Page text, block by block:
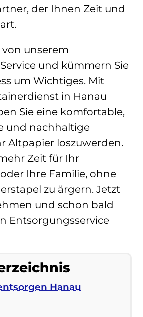
der Ihnen Zeit und
von unserem
und kümmern Sie
um Wichtiges. Mit
in Hanau
Sie eine komfortable,
und nachhaltige
Altpapier loszuwerden.
Zeit für Ihr
Ihre Familie, ohne
zu ärgern. Jetzt
und schon bald
Entsorgungsservice
Hanau